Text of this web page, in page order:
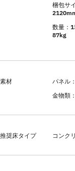
梱包サ
数量：1
87kg
素材
パネル
金物類
推奨床タイプ コンク